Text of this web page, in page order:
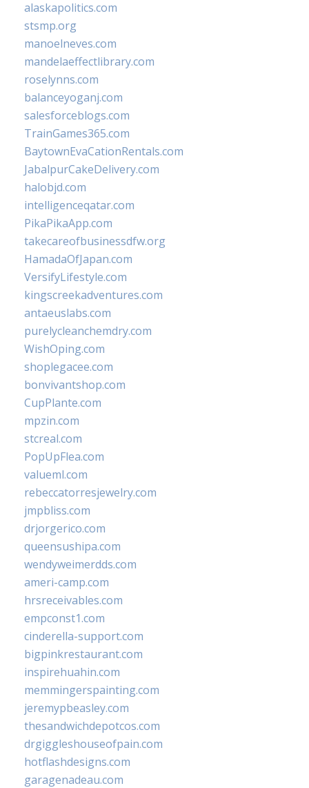
alaskapolitics.com
stsmp.org
manoelneves.com
mandelaeffectlibrary.com
roselynns.com
balanceyoganj.com
salesforceblogs.com
TrainGames365.com
BaytownEvaCationRentals.com
JabalpurCakeDelivery.com
halobjd.com
intelligenceqatar.com
PikaPikaApp.com
takecareofbusinessdfw.org
HamadaOfJapan.com
VersifyLifestyle.com
kingscreekadventures.com
antaeuslabs.com
purelycleanchemdry.com
WishOping.com
shoplegacee.com
bonvivantshop.com
CupPlante.com
mpzin.com
stcreal.com
PopUpFlea.com
valueml.com
rebeccatorresjewelry.com
jmpbliss.com
drjorgerico.com
queensushipa.com
wendyweimerdds.com
ameri-camp.com
hrsreceivables.com
empconst1.com
cinderella-support.com
bigpinkrestaurant.com
inspirehuahin.com
memmingerspainting.com
jeremypbeasley.com
thesandwichdepotcos.com
drgiggleshouseofpain.com
hotflashdesigns.com
garagenadeau.com